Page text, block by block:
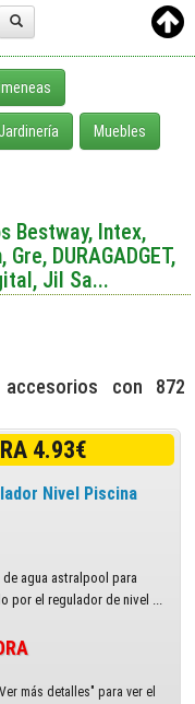
Jardinería Muebles
Bestway, Intex,
DURAGADGET,
Jil Sa...
con 872
4.93€
Nivel Piscina
agua astralpool para
por el regulador de nivel ...
más detalles" para ver el